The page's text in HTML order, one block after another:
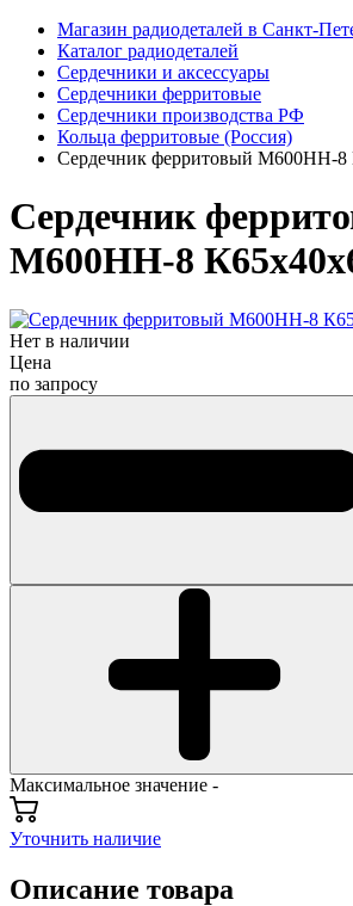
Магазин радиодеталей в Санкт-
Каталог радиодеталей
Сердечники и аксессуары
Сердечники ферритовые
Сердечники производства РФ
Кольца ферритовые (Россия)
Сердечник ферритовый М600НН-8
Сердечник
М600НН-8
Нет в наличии
Цена
по запросу
Максимальное значение -
Уточнить наличие
Описание товара